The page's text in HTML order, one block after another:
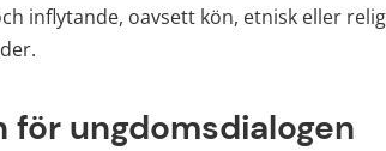
inflytande, oavsett kön, etnisk eller
för ungdomsdialogen